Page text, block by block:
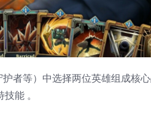
者等）中选择两位英雄组成核
能 。